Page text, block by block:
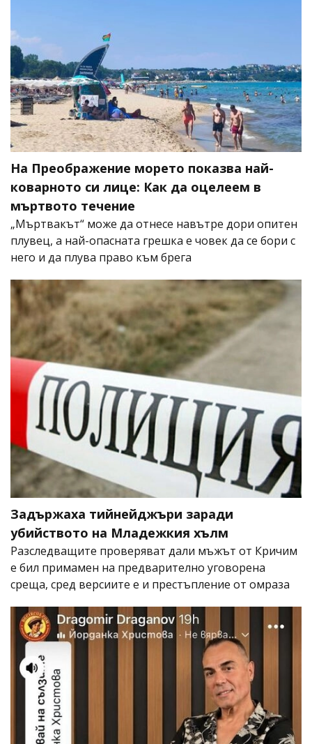
На Преображение морето показва най-
коварното си лице: Как да оцелеем в
мъртвото течение
„Мъртвакът“ може да отнесе навътре дори опитен
плувец, а най-опасната грешка е човек да се бори с
него и да плува право към брега
Задържаха тийнейджъри заради
убийството на Младежкия хълм
Разследващите проверяват дали мъжът от Кричим
е бил примамен на предварително уговорена
среща, сред версиите е и престъпление от омраза